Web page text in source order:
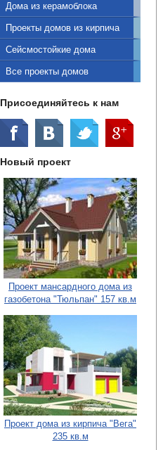
Дома из керамоблока
Проекты домов из кирпича
Сейсмостойкие дома
Все проекты домов
Присоединяйтесь к нам
Новый проект
Проект мансардного дома из
газобетона "Тюльпан" 157 кв.м
Проект дома из кирпича "Вега"
235 кв.м